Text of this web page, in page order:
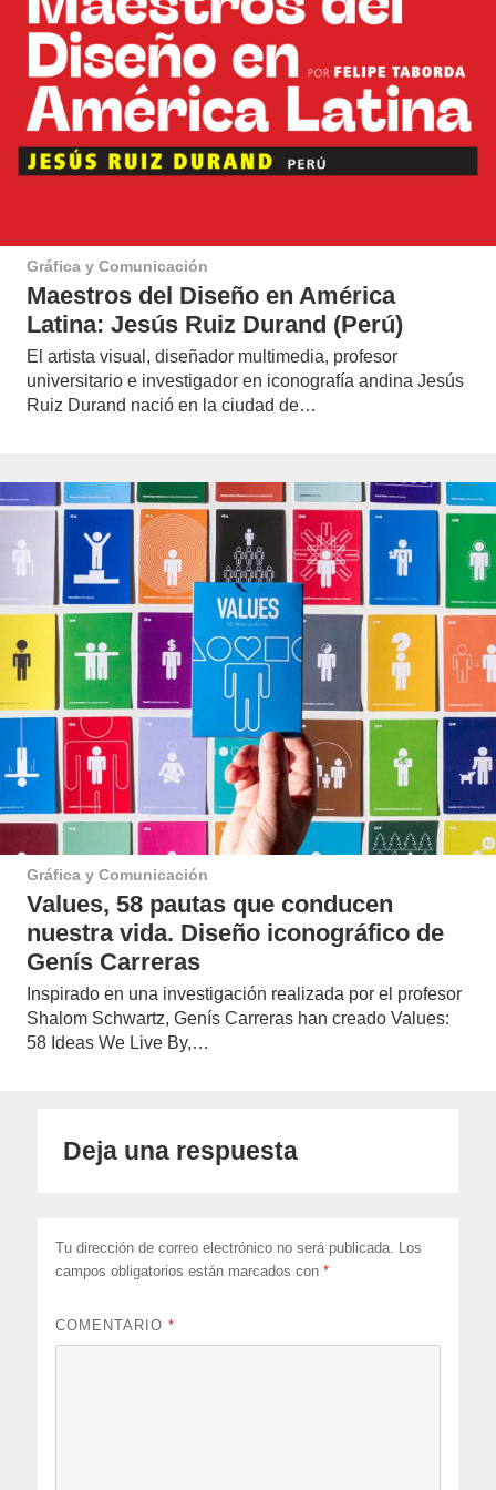
Gráfica y Comunicación
Maestros del Diseño en América
Latina: Jesús Ruiz Durand (Perú)
El artista visual, diseñador multimedia, profesor
universitario e investigador en iconografía andina Jesús
Ruiz Durand nació en la ciudad de…
Gráfica y Comunicación
Values, 58 pautas que conducen
nuestra vida. Diseño iconográfico de
Genís Carreras
Inspirado en una investigación realizada por el profesor
Shalom Schwartz, Genís Carreras han creado Values:
58 Ideas We Live By,…
Deja una respuesta
Tu dirección de correo electrónico no será publicada.
Los
campos obligatorios están marcados con*
COMENTARIO*